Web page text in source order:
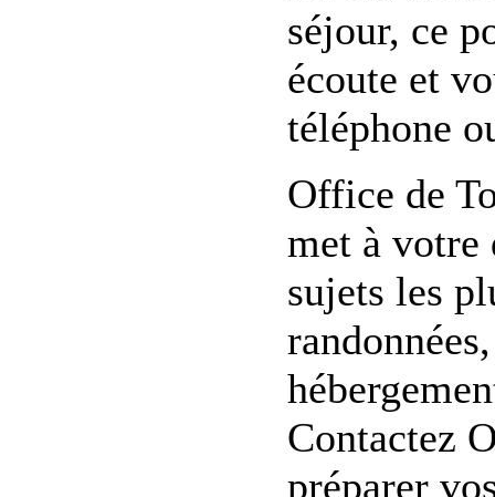
séjour, ce
écoute et
téléphone
Office de
met à votre
sujets les
Contactez
préparer